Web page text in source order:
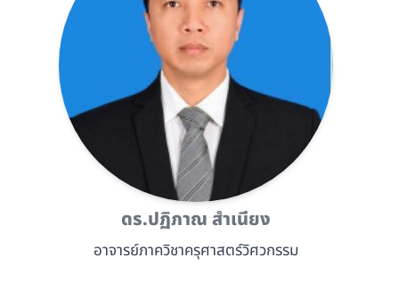
ดร.ปฏิภาณ สำเนียง
อาจารย์ภาควิชาครุศาสตร์วิศวกรรม